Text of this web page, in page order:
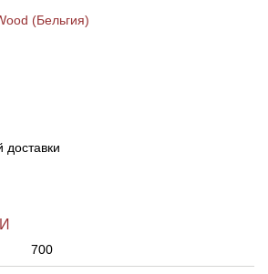
(Бельгия)
доставки
700